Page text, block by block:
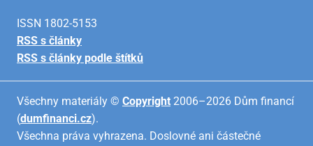
ISSN 1802-5153
RSS s články
RSS s články podle štítků
Všechny materiály © Copyright 2006–2026 Dům financí
(dumfinanci.cz).
Všechna práva vyhrazena. Doslovné ani částečné